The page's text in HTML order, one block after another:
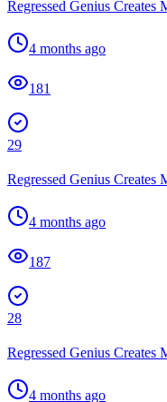
Regressed Genius
4 months ago
181
29
Regressed Genius
4 months ago
187
28
Regressed Genius
4 months ago